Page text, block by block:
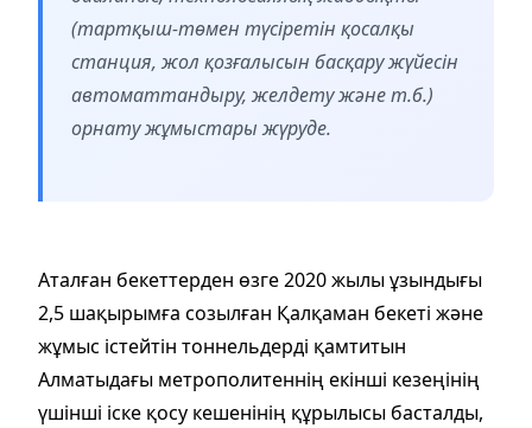
(тартқыш-төмен түсіретін қосалқы
станция, жол қозғалысын басқару жүйесін
автоматтандыру, желдету және т.б.)
орнату жұмыстары жүруде.
Аталған бекеттерден өзге 2020 жылы ұзындығы
2,5 шақырымға созылған Қалқаман бекеті және
жұмыс істейтін тоннельдерді қамтитын
Алматыдағы метрополитеннің екінші кезеңінің
үшінші іске қосу кешенінің құрылысы басталды,